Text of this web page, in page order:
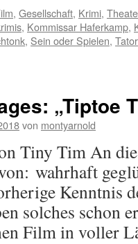
, Gesellschaft, Krimi,
, Kommissar Haferkamp,
, Sein oder Spielen,
„Tiptoe
von montyarnold
Tiny Tim An
wahrhaft
Kenntnis
solches schon
Film in voller